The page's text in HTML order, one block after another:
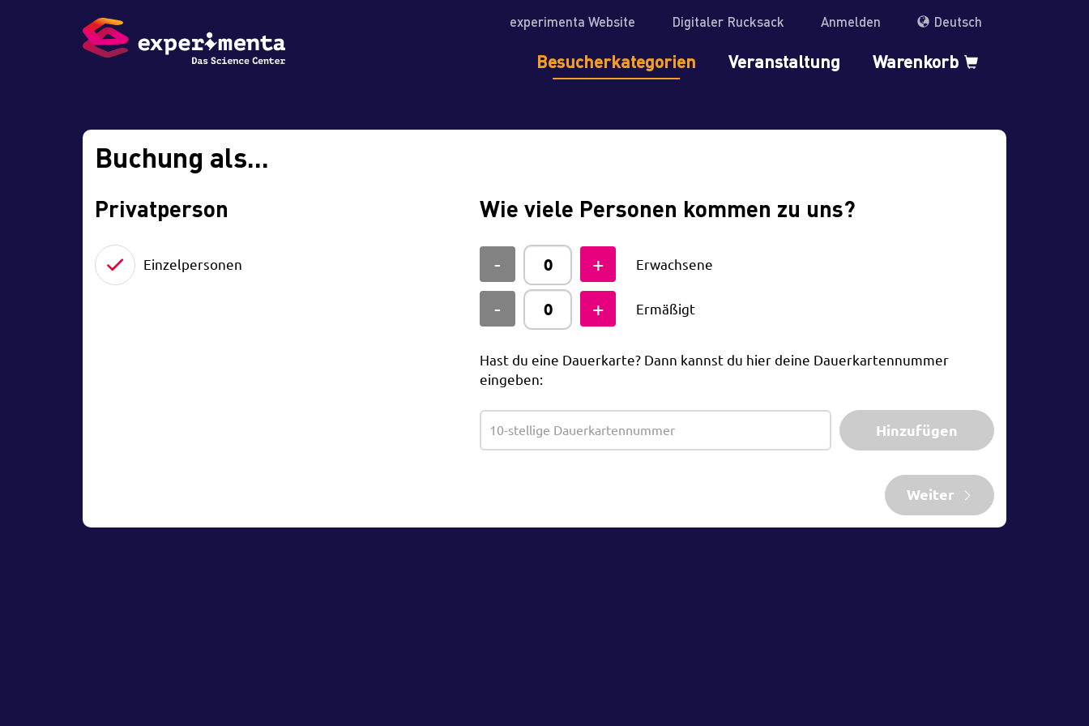
experimenta Website Digitaler Rucksack Anmelden Deutsch
Besucherkategorien Veranstaltung Warenkorb
Buchung als...
Privatperson
Einzelpersonen
Wie viele Personen kommen zu uns?
Erwachsene
Ermäßigt
Hast du eine Dauerkarte? Dann kannst du hier deine Dauerkartennummer
eingeben:
Hinzufügen
Weiter